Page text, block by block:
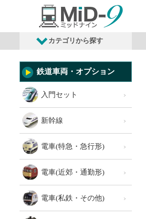
カテゴリから探す
発売予定商品
鉄道車両・オプション
入門セット
新幹線
電車(特急・急行形)
電車(近郊・通勤形)
電車(私鉄・その他)